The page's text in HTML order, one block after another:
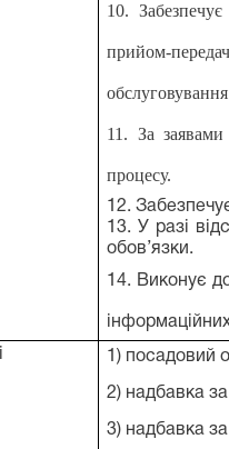
10.
прийом-
11. За
процесу.
12.
13. У разі
обов’язки.
14. Виконує
1) посадовий
2) надбавка
3) надбавка